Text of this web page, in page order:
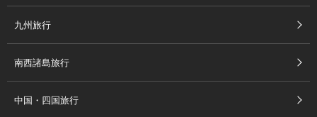
九州旅行
南西諸島旅行
中国・四国旅行